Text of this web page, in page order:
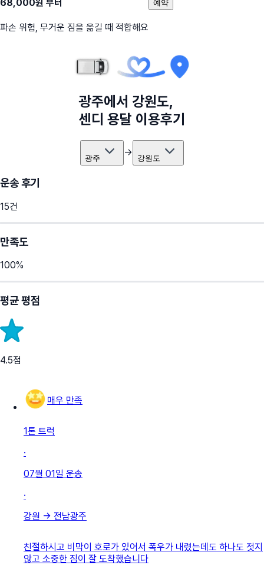
68,000원 부터
파손 위험, 무거운 짐을 옮길 때 적합해요
예약
광주에서 강원도,
센디 용달 이용후기
광주 → 강원도
운송 후기
15건
만족도
100%
평균 평점
4.5점
매우 만족
1톤 트럭
·
07월 01일 운송
·
강원 → 전남광주
친절하시고 비막이 호로가 있어서 폭우가 내렸는데도 하나도 젓지
않고 소중한 짐이 잘 도착했습니다